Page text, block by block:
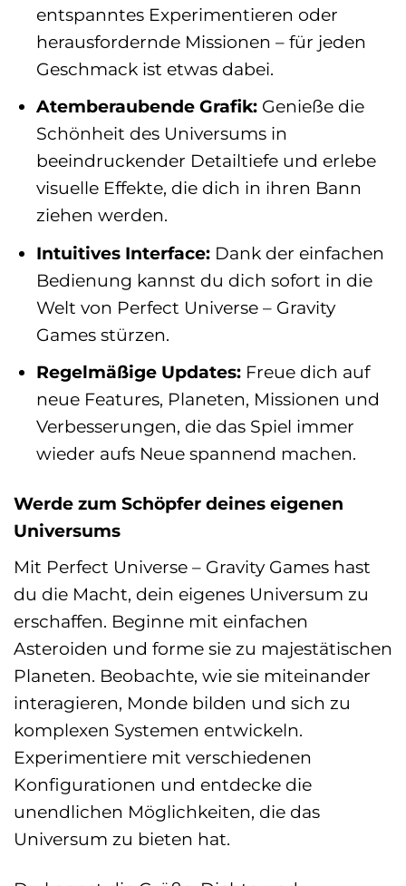
entspanntes Experimentieren oder
herausfordernde Missionen – für jeden
Geschmack ist etwas dabei.
Atemberaubende Grafik:Genieße die
Schönheit des Universums in
beeindruckender Detailtiefe und erlebe
visuelle Effekte, die dich in ihren Bann
ziehen werden.
Intuitives Interface:Dank der einfachen
Bedienung kannst du dich sofort in die
Welt von Perfect Universe – Gravity
Games stürzen.
Regelmäßige Updates:Freue dich auf
neue Features, Planeten, Missionen und
Verbesserungen, die das Spiel immer
wieder aufs Neue spannend machen.
Werde zum Schöpfer deines eigenen
Universums
Mit Perfect Universe – Gravity Games hast
du die Macht, dein eigenes Universum zu
erschaffen. Beginne mit einfachen
Asteroiden und forme sie zu majestätischen
Planeten. Beobachte, wie sie miteinander
interagieren, Monde bilden und sich zu
komplexen Systemen entwickeln.
Experimentiere mit verschiedenen
Konfigurationen und entdecke die
unendlichen Möglichkeiten, die das
Universum zu bieten hat.